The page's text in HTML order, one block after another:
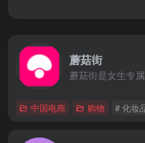
蘑菇街
蘑菇街是女生专
中国电商 购物 # 化妆